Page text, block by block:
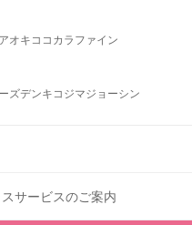
オキ ココカラファイン
ズデンキ コジマジョーシン
サービスのご案内